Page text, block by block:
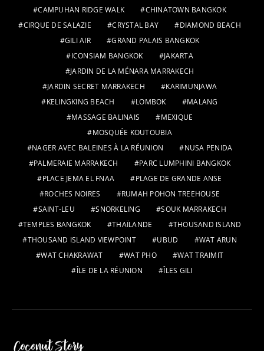
CAMPUHAN RIDGE WALK
CHINATOWN BANGKOK
CIRQUE DE SALAZIE
CRYSTAL BAY
DIAMOND BEACH
GILI AIR
GRAND PALAIS BANGKOK
ICONSIAM BANGKOK
JAKARTA
JARDIN DE LA MÉNARA MARRAKECH
JARDIN SECRET MARRAKECH
KARIMUNJAWA
KELINGKING BEACH
LOMBOK
MALANG
MASSAGE BALINAIS
MEXIQUE
MOSQUÉE KOUTOUBIA
NAGER AVEC BALEINES À LA RÉUNION
NUSA PENIDA
PALMERAIE MARRAKECH
PARC LUMPHINI BANGKOK
PLACE JEMA EL FNAA
PLAGE DE GRANDE ANSE
ROCHES NOIRES
RUMAH POHON TREEHOUSE
SAINT-LEU
SNORKELING
SOUK MARRAKECH
TEMPLES BANGKOK
THAÏLANDE
THOUSAND ISLAND
THOUSAND ISLAND VIEWPOINT
UBUD
WAT ARUN
WAT CHAKRAWAT
WAT PHO
WAT TRAIMIT
ÎLE DE LA RÉUNION
ÎLES GILI